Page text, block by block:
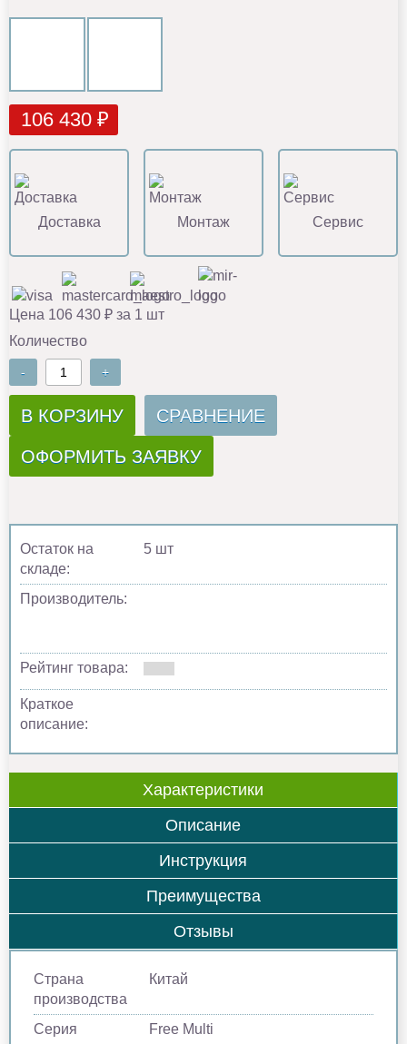
106 430 ₽
Доставка Монтаж Сервис
Цена 106 430 ₽ за 1 шт
Количество
- +
В КОРЗИНУ СРАВНЕНИЕ
ОФОРМИТЬ ЗАЯВКУ
Остаток на
складе:
5 шт
Производитель:
Рейтинг товара:
Краткое
описание:
Характеристики
Описание
Инструкция
Преимущества
Отзывы
Страна
производства
Китай
Серия
Free Multi